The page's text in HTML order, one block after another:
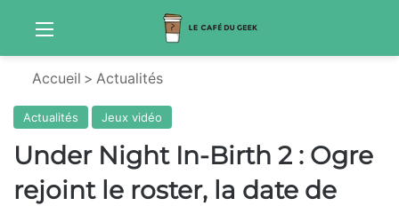
Menu
Accueil > Actualités
Actualités Jeux vidéo
Under Night In-Birth 2 : Ogre
rejoint le roster, la date de